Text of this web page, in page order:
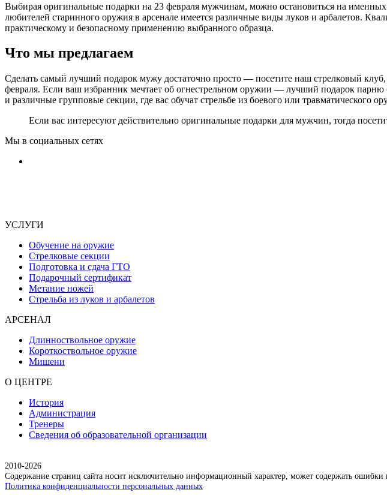
Выбирая оригинальные подарки на 23 февраля мужчинам, можно остановиться на
любителей старинного оружия в арсенале имеется различные виды луков и арбалетов.
практическому и безопасному применению выбранного образца.
Что мы предлагаем
Сделать самый лучший подарок мужу достаточно просто — посетите наш стрелковый
февраля. Если ваш избранник мечтает об огнестрельном оружии — лучший подарок
и различные групповые секции, где вас обучат стрельбе из боевого или травматического
Если вас интересуют действительно оригинальные подарки для мужчин, тогда
Мы в социальных сетях
УСЛУГИ
Обучение на оружие
Стрелковые секции
Подготовка и сдача ГТО
Подарочный сертификат
Метание ножей
Стрельба из луков и арбалетов
АРСЕНАЛ
Длинноствольное оружие
Короткоствольное оружие
Мишени
О ЦЕНТРЕ
История
Администрация
Тренеры
Сведения об образовательной организации
2010-2026
Содержание страниц сайта носит исключительно информационный характер, может содержать
Политика конфиденциальности персональных данных